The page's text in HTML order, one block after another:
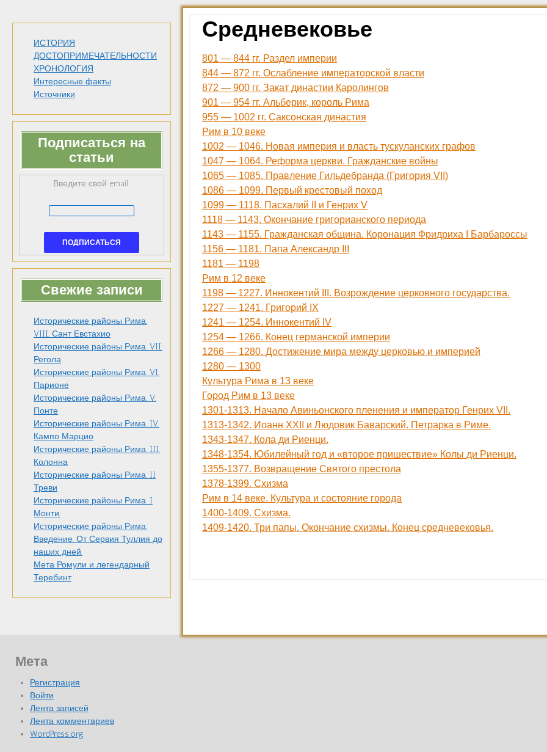
ИСТОРИЯ
ДОСТОПРИМЕЧАТЕЛЬНОСТИ
ХРОНОЛОГИЯ
Интересные факты
Источники
Подписаться на
статьи
Введите свой email:
Свежие записи
Исторические районы Рима.
VIII. Сант Евстахио
Исторические районы Рима. VII.
Регола
Исторические районы Рима. VI.
Парионе
Исторические районы Рима. V.
Понте
Исторические районы Рима. IV.
Кампо Марцио
Исторические районы Рима. III.
Колонна
Исторические районы Рима. II
Треви
Исторические районы Рима. I
Монти.
Исторические районы Рима.
Введение. От Сервия Туллия до
наших дней.
Мета Ромули и легендарный
Теребинт
Средневековье
801 — 844 гг. Раздел империи
844 — 872 гг. Ослабление императорской власти
872 — 900 гг. Закат династии Каролингов
901 — 954 гг. Альберик, король Рима
955 — 1002 гг. Саксонская династия
Рим в 10 веке
1002 — 1046. Новая империя и власть тускуланских графов
1047 — 1064. Реформа церкви. Гражданские войны
1065 — 1085. Правление Гильдебранда (Григория VII)
1086 — 1099. Первый крестовый поход
1099 — 1118. Пасхалий II и Генрих V
1118 — 1143. Окончание григорианского периода
1143 — 1155. Гражданская община. Коронация Фридриха I Барбароссы
1156 — 1181. Папа Александр III
1181 — 1198
Рим в 12 веке
1198 — 1227. Иннокентий III. Возрождение церковного государства.
1227 — 1241. Григорий IX
1241 — 1254. Иннокентий IV
1254 — 1266. Конец германской империи
1266 — 1280. Достижение мира между церковью и империей
1280 — 1300
Культура Рима в 13 веке
Город Рим в 13 веке
1301-1313. Начало Авиньонского пленения и император Генрих VII.
1313-1342. Иоанн XXII и Людовик Баварский. Петрарка в Риме.
1343-1347. Кола ди Риенци.
1348-1354. Юбилейный год и «второе пришествие» Колы ди Риенци.
1355-1377. Возвращение Святого престола
1378-1399. Схизма
Рим в 14 веке. Культура и состояние города
1400-1409. Схизма.
1409-1420. Три папы. Окончание схизмы. Конец средневековья.
Мета
Регистрация
Войти
Лента записей
Лента комментариев
WordPress.org